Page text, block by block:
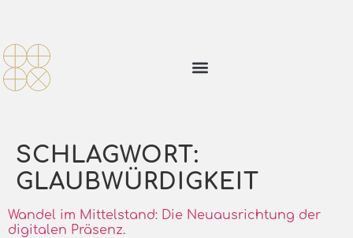
SCHLAGWORT:
GLAUBWÜRDIGKEIT
Wandel im Mittelstand: Die Neuausrichtung der
digitalen Präsenz.